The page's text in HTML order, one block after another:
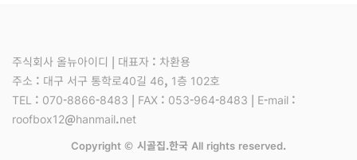
주식회사 올뉴아이디 | 대표자 : 차환용
주소 : 대구 서구 통학로40길 46, 1층 102호
TEL : 070-8866-8483 | FAX : 053-964-8483 | E-mail :
roofbox12@hanmail.net
Copyright © 시골집.한국 All rights reserved.